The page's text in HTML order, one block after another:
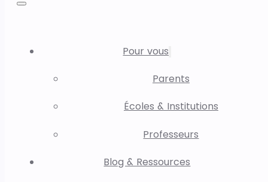
Pour vous
Parents
Écoles & Institutions
Professeurs
Blog & Ressources